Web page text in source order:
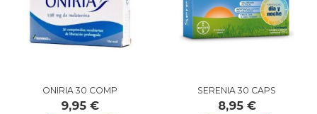
ONIRIA 30 COMP
9,95 €
SERENIA 30 CAPS
8,95 €